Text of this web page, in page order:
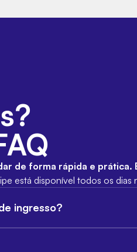
de forma rápida e
está disponível todos os dias
ingresso?
no evento. Menores de 2